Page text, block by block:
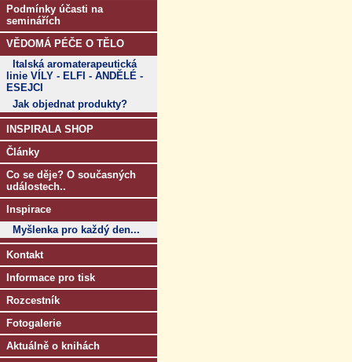
Podmínky účasti na
seminářích
VĚDOMÁ PÉČE O TĚLO
Italská aromaterapeutická
linie VÍLY - ELFI - ANDĚLÉ -
ESEJCI
Jak objednat produkty?
INSPIRALA SHOP
Články
Co se děje? O současných
událostech..
Inspirace
Myšlenka pro každý den...
Kontakt
Informace pro tisk
Rozcestník
Fotogalerie
Aktuálně o knihách